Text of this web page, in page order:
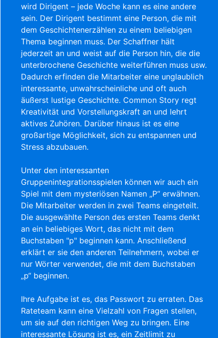
wird Dirigent – jede Woche kann es eine andere
sein. Der Dirigent bestimmt eine Person, die mit
dem Geschichtenerzählen zu einem beliebigen
Thema beginnen muss. Der Schaffner hält
jederzeit an und weist auf die Person hin, die die
unterbrochene Geschichte weiterführen muss usw.
Dadurch erfinden die Mitarbeiter eine unglaublich
interessante, unwahrscheinliche und oft auch
äußerst lustige Geschichte. Common Story regt
Kreativität und Vorstellungskraft an und lehrt
aktives Zuhören. Darüber hinaus ist es eine
großartige Möglichkeit, sich zu entspannen und
Stress abzubauen.
Unter den interessanten
Gruppenintegrationsspielen können wir auch ein
Spiel mit dem mysteriösen Namen „P“ erwähnen.
Die Mitarbeiter werden in zwei Teams eingeteilt.
Die ausgewählte Person des ersten Teams denkt
an ein beliebiges Wort, das nicht mit dem
Buchstaben "p" beginnen kann. Anschließend
erklärt er sie den anderen Teilnehmern, wobei er
nur Wörter verwendet, die mit dem Buchstaben
„p“ beginnen.
Ihre Aufgabe ist es, das Passwort zu erraten. Das
Rateteam kann eine Vielzahl von Fragen stellen,
um sie auf den richtigen Weg zu bringen. Eine
interessante Lösung ist es, ein Zeitlimit zu